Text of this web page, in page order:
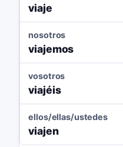
viaje
nosotros
viajemos
vosotros
viajéis
ellos/ellas/ustedes
viajen